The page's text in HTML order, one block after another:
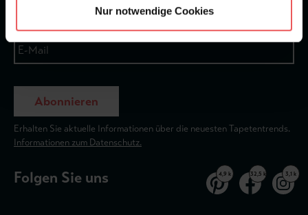
Nur notwendige Cookies
Abonnieren
Erhalten Sie aktuelle Informationen über die neuesten Tapetentrends.
Informationen zum Datenschutz.
Folgen Sie uns 4,9 k 32,5 k 3,1 k